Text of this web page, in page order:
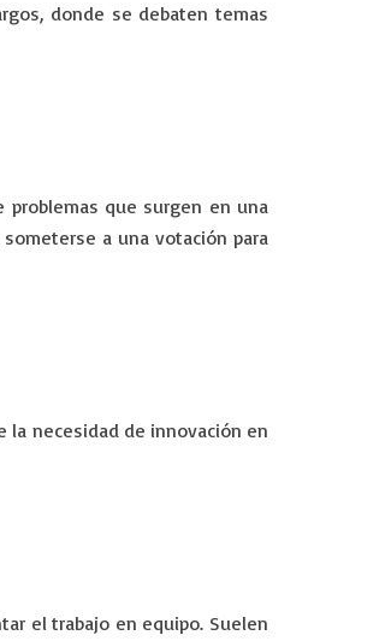
donde se debaten temas
problemas que surgen en una
a una votación para
la necesidad de innovación en
el trabajo en equipo. Suelen